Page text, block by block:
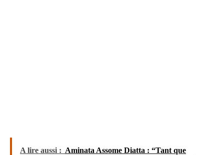
A lire aussi : Aminata Assome Diatta : “Tant que